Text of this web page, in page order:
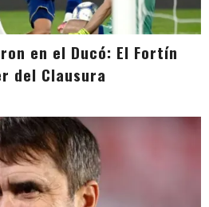
en el Ducó: El Fortín
del Clausura